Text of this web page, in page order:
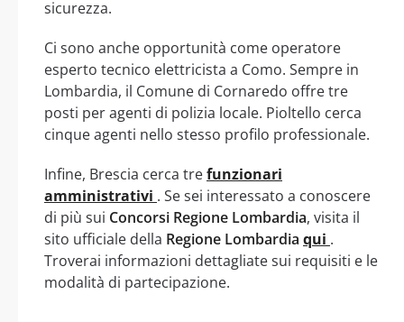
sicurezza.
Ci sono anche opportunità come operatore
esperto tecnico elettricista a Como. Sempre in
Lombardia, il Comune di Cornaredo offre tre
posti per agenti di polizia locale. Pioltello cerca
cinque agenti nello stesso profilo professionale.
Infine, Brescia cerca trefunzionari
amministrativi . Se sei interessato a conoscere
di più sui Concorsi Regione Lombardia, visita il
sito ufficiale della Regione Lombardia qui .
Troverai informazioni dettagliate sui requisiti e le
modalità di partecipazione.